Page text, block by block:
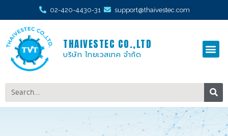
02-420-4430-31 support@thaivestec.com
THAIVESTEC CO.,LTD
บริษัท ไทยเวสเทค จำกัด